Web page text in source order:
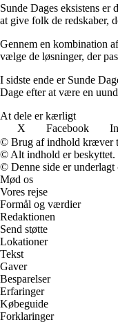
Sunde Dages eksistens
at give folk de redskaber,
Gennem en kombination
vælge de løsninger, der
I sidste ende er Sunde
Dage efter at være en
At dele er kærligt
X
Facebook
© Brug af indhold kræver
© Alt indhold er beskyttet.
© Denne side er
Mød os
Vores rejse
Formål og værdier
Redaktionen
Send støtte
Lokationer
Tekst
Gaver
Besparelser
Erfaringer
Købeguide
Forklaringer